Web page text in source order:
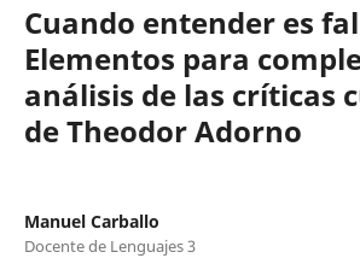
Cuando entender es
Elementos para
análisis de las críticas
de Theodor Adorno
Manuel Carballo
Docente de Lenguajes 3